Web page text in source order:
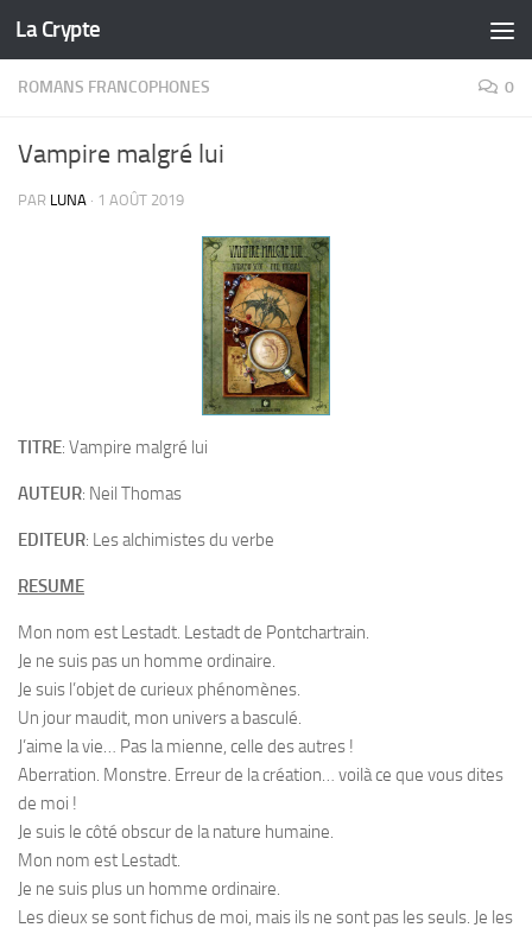
Skip to content
La Crypte
ROMANS FRANCOPHONES 0
Vampire malgré lui
PAR LUNA · 1 AOÛT 2019
TITRE: Vampire malgré lui
AUTEUR: Neil Thomas
EDITEUR: Les alchimistes du verbe
RESUME
Mon nom est Lestadt. Lestadt de Pontchartrain.
Je ne suis pas un homme ordinaire.
Je suis l’objet de curieux phénomènes.
Un jour maudit, mon univers a basculé.
J’aime la vie… Pas la mienne, celle des autres !
Aberration. Monstre. Erreur de la création… voilà ce que vous dites
de moi !
Je suis le côté obscur de la nature humaine.
Mon nom est Lestadt.
Je ne suis plus un homme ordinaire.
Les dieux se sont fichus de moi, mais ils ne sont pas les seuls. Je les